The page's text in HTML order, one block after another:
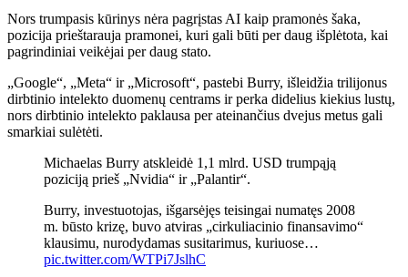
Nors trumpasis kūrinys nėra pagrįstas AI kaip pramonės šaka,
pozicija prieštarauja pramonei, kuri gali būti per daug išplėtota, kai
pagrindiniai veikėjai per daug stato.
„Google“, „Meta“ ir „Microsoft“, pastebi Burry, išleidžia trilijonus
dirbtinio intelekto duomenų centrams ir perka didelius kiekius lustų,
nors dirbtinio intelekto paklausa per ateinančius dvejus metus gali
smarkiai sulėtėti.
Michaelas Burry atskleidė 1,1 mlrd. USD trumpąją
poziciją prieš „Nvidia“ ir „Palantir“.
Burry, investuotojas, išgarsėjęs teisingai numatęs 2008
m. būsto krizę, buvo atviras „cirkuliacinio finansavimo“
klausimu, nurodydamas susitarimus, kuriuose…
pic.twitter.com/WTPi7JslhC